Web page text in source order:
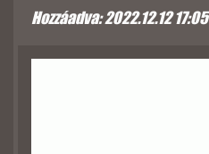
Hozzáadva: 2022.12.12 17:05